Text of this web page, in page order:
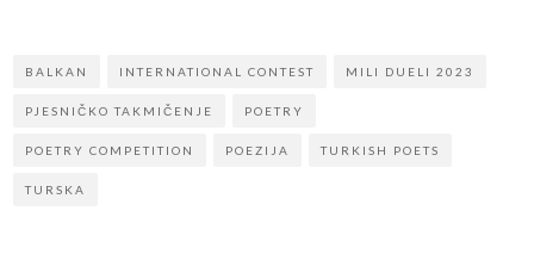
BALKAN INTERNATIONAL CONTEST MILI DUELI 2023
PJESNIČKO TAKMIČENJE POETRY
POETRY COMPETITION POEZIJA TURKISH POETS
TURSKA